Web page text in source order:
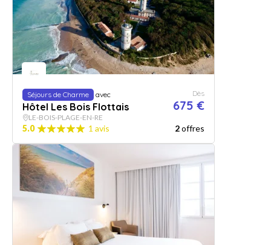
Séjours de Charme avec
Hôtel Les Bois Flottais
Dès
675 €
LE-BOIS-PLAGE-EN-RE
5.0 1 avis 2offres